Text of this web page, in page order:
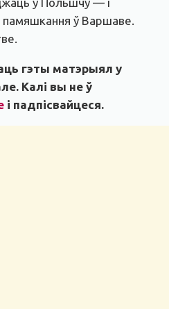
ў Варшаве.
гэты матэрыял у
. Калі вы не ў
і падпісвайцеся.